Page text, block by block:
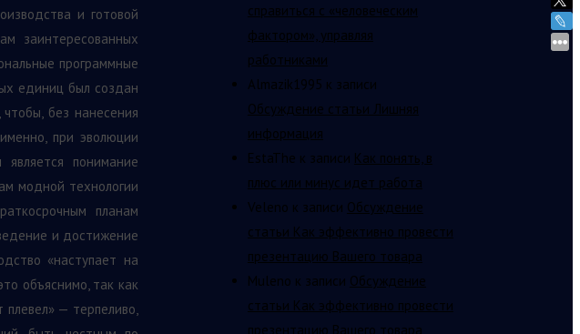
и готовой
заинтересованных
программные
единиц был создан
без нанесения
при эволюции
понимание
модной технологии
планам
и достижение
«наступает на
объяснимо, так как
— терпеливо,
справиться с «человеческим
фактором», управляя
работниками
Almazik1995 к записи
Обсуждение статьи Лишняя
информация
EstaThe к записи Как понять, в
плюс или минус идет работа
Veleno к записи Обсуждение
статьи Как эффективно провести
презентацию Вашего товара
Muleno к записи Обсуждение
статьи Как эффективно провести
презентацию Вашего товара